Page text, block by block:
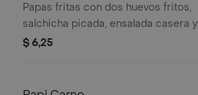
Papas fritas con dos huevos fritos,
salchicha picada, ensalada casera y
salsas de la casa.
$ 6,25